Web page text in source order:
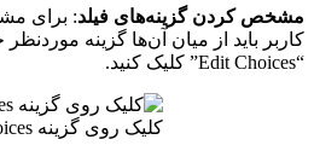
مشخص کردن گزینه‌های فیلد: برای
کاربر باید از میان آن‌ها گزینه موردنظر
“Edit Choices” کلیک کنید.
کلیک روی گزینه edit choices